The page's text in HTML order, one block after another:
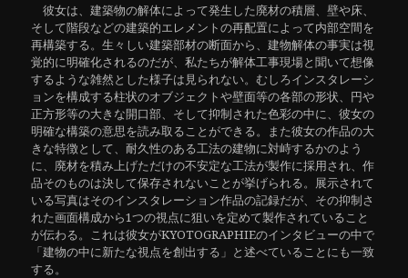
彼女は、建築物の解体によって発生した廃材の積層、壁や床、
そして階段などの建築的エレメントの再配置によって内部空間を
再構築する。生々しい建築部材の断面から、建物解体の事実は視
覚的に明確化されるのだが、私たちが解体工事現場と聞いて想像
するような雑然とした様子は見られない。むしろインスタレーシ
ョンを構成する柱状のオブジェクトや壁面等の各部の形状、円や
正方形等の大きな開口部、そして抑制された色彩の中に、彼女の
明確な構築の意思を読み取ることができる。また彼女の作品の大
きな特徴として、耐久性のある工法の建物に対峙するかのよう
に、廃材を積み上げただけの不安定な工法が製作に採用され、作
品そのものは決して保存されないことが挙げられる。展示されて
いる写真はそのインスタレーション作品の記録だが、その抑制さ
れた画面構成から1つの視点に狙いを定めて製作されていること
が伝わる。これは彼女がKYOTOGRAPHIEのインタビューの中で
「建物の中に新たな視点を創出する」と述べていることにも一致
する。